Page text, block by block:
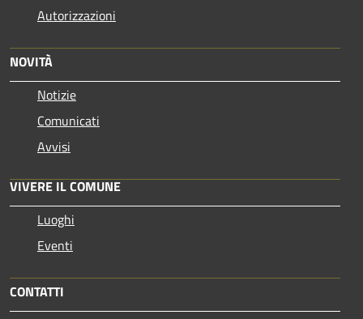
Autorizzazioni
NOVITÀ
Notizie
Comunicati
Avvisi
VIVERE IL COMUNE
Luoghi
Eventi
CONTATTI